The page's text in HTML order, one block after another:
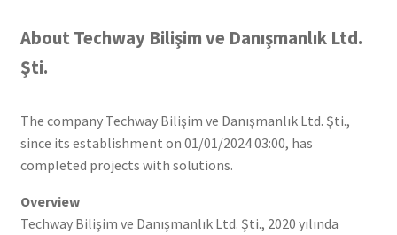
About Techway Bilişim ve Danışmanlık Ltd.
Şti.
The company Techway Bilişim ve Danışmanlık Ltd. Şti.,
since its establishment on 01/01/2024 03:00, has
completed projects with solutions.
Overview
Techway Bilişim ve Danışmanlık Ltd. Şti., 2020 yılında